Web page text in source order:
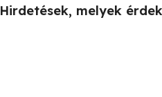
Hirdetések, melyek